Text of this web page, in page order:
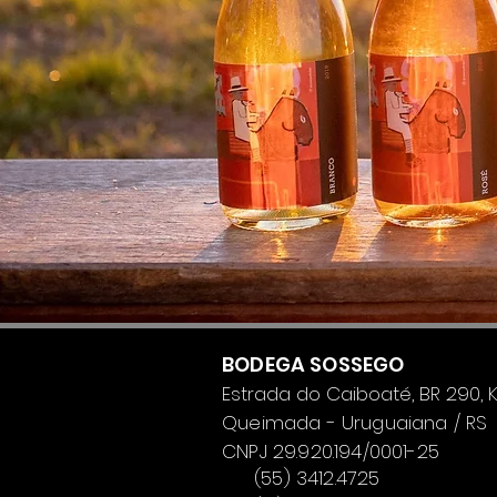
(55) 3412.4725
BODEGA SOSSEGO
Estrada do Caiboaté, BR 290,
Queimada - Uruguaiana / RS
CNPJ 29.920.194/0001-25